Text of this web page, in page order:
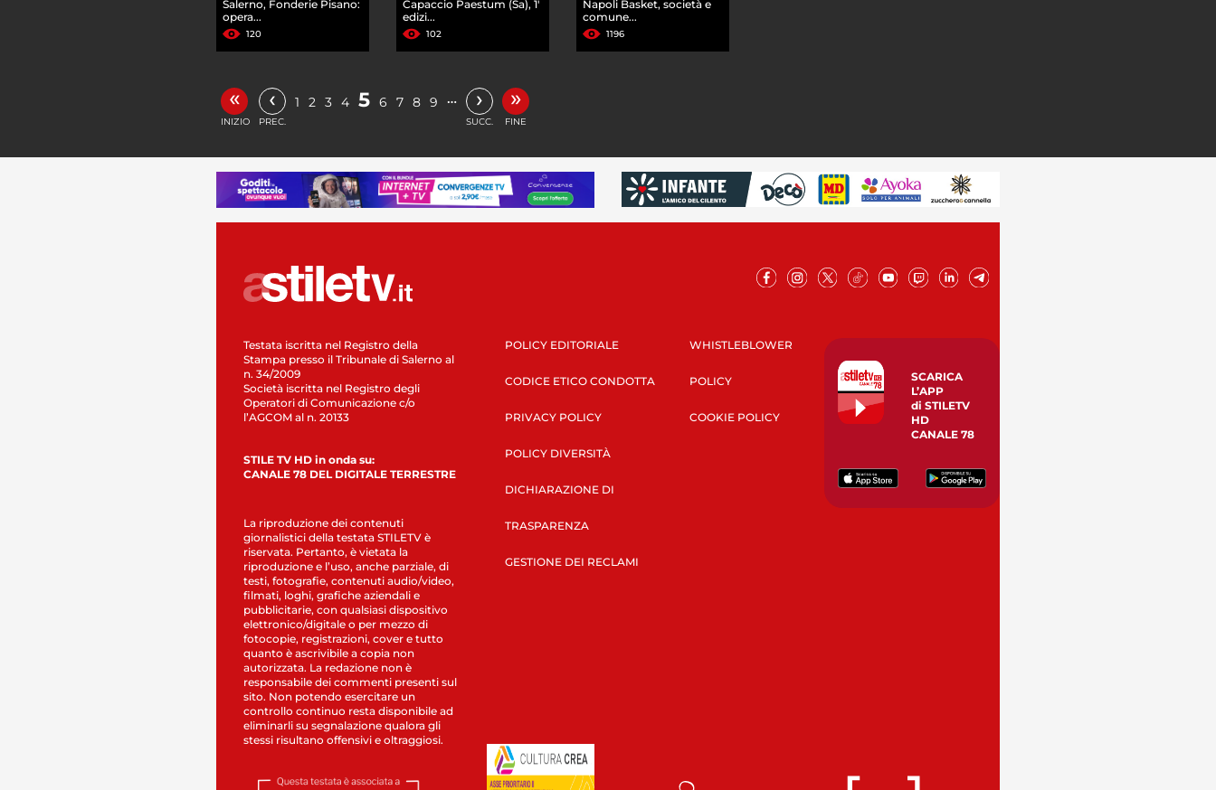
Salerno, Fonderie Pisano:
opera...
120
Capaccio Paestum (Sa), 1'
edizi...
102
Napoli Basket, società e
comune...
1196
«
INIZIO
‹
PREC.
1 2 3 4 5 6 7 8 9 … ›
SUCC.
»
FINE
Testata iscritta nel Registro della
Stampa presso il Tribunale di Salerno al
n. 34/2009
Società iscritta nel Registro degli
Operatori di Comunicazione c/o
l’AGCOM al n. 20133
STILE TV HD in onda su:
CANALE 78 DEL DIGITALE TERRESTRE
La riproduzione dei contenuti
giornalistici della testata STILETV è
riservata. Pertanto, è vietata la
riproduzione e l’uso, anche parziale, di
testi, fotografie, contenuti audio/video,
filmati, loghi, grafiche aziendali e
pubblicitarie, con qualsiasi dispositivo
elettronico/digitale o per mezzo di
fotocopie, registrazioni, cover e tutto
quanto è ascrivibile a copia non
autorizzata. La redazione non è
responsabile dei commenti presenti sul
sito. Non potendo esercitare un
controllo continuo resta disponibile ad
eliminarli su segnalazione qualora gli
stessi risultano offensivi e oltraggiosi.
POLICY EDITORIALE
CODICE ETICO CONDOTTA
PRIVACY POLICY
POLICY DIVERSITÀ
DICHIARAZIONE DI
TRASPARENZA
GESTIONE DEI RECLAMI
WHISTLEBLOWER
POLICY
COOKIE POLICY
SCARICA
L’APP
di STILETV
HD
CANALE 78